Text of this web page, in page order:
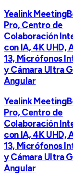
Yealink
Pro, Centro de
Colaboración
con IA, 4K UHD,
13, Micrófonos
y Cámara Ultra
Angular
Yealink
Pro, Centro de
Colaboración
con IA, 4K UHD,
13, Micrófonos
y Cámara Ultra
Angular